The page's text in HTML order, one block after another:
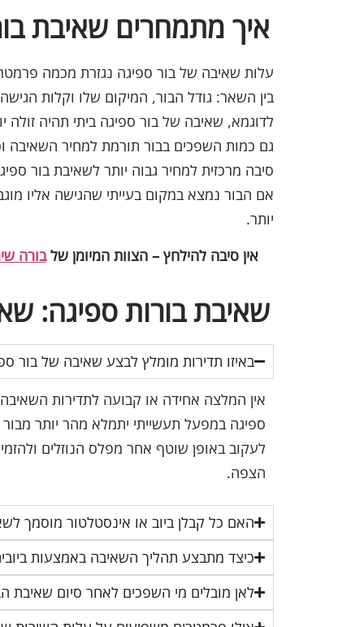
איך מתמחרים שאיבת
עלות שאיבה של בור ספיגה נגזרת מכמה
בין השאר: גודל הבור, המיקום שלו וקלות
לדוגמא, שאיבה של בור ספיגה ביתי תהיה
גם כמות השפכים בבור תורמת למחיר השאיבה
סיבה מרכזית למחיר גבוה יותר לשאיבת בור
אם הבור נמצא במקום בעייתי שהגישה אליו
יותר.
אין סיבה להילחץ – הצוות המיומן שלבורה
שאיבת בורות ספיגה:
באיזו תדירות מומלץ לבצע שאיבה של בור
אין המלצה אחידה או קבועה לתדירות
ספיגה במפעל תעשייתי יתמלא מהר יותר
לעקוב באופן שוטף אחר מפלס הנוזלים
הצפה.
האם כל קבלן ביוב או אינסטלטור מוסמך
כיצד מתבצע תהליך השאיבה באמצעות
לאן מובלים מי השפכים לאחר סיום שאיבת